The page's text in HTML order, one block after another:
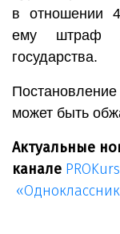
в отношении
ему штраф
государства.
может быть
Актуальные
канале